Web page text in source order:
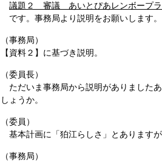
議題２ 審議 あいとぴあレンボープラ
です。事務局より説明をお願いします。
（事務局）
【資料２】に基づき説明。
（委員長）
ただいま事務局から説明がありました
しょうか。
（委員）
基本計画に「狛江らしさ」とあります
（事務局）